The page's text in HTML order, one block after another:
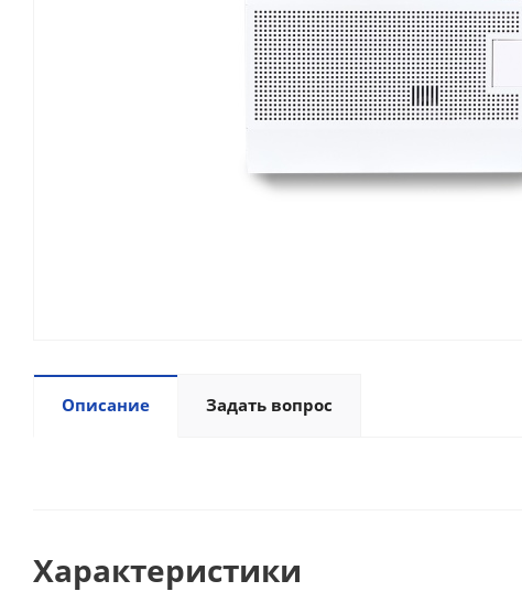
Описание Задать вопрос
Характеристики